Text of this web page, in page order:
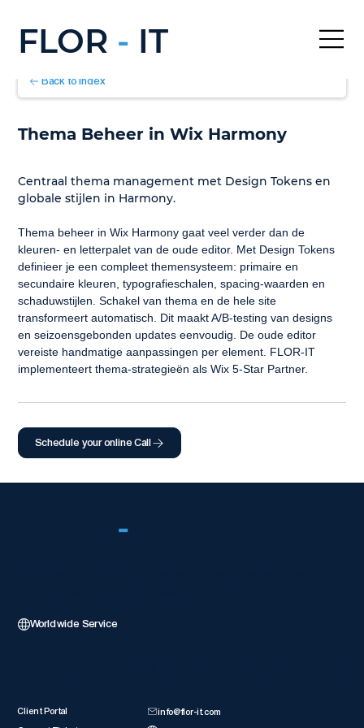
FLOR - IT
Back to Index
Thema Beheer in Wix Harmony
Centraal thema management met Design Tokens en
globale stijlen in Harmony.
Thema beheer in Wix Harmony gaat veel verder dan de
kleuren- en letterpalet van de oude editor. Met Design Tokens
definieer je een compleet themensysteem: primaire en
secundaire kleuren, typografieschalen, spacing-waarden en
schaduwstijlen. Schakel van thema en de hele site
transformeert automatisch. Dit maakt A/B-testing van designs
en seizoensgebonden updates eenvoudig. De oude editor
vereiste handmatige aanpassingen per element. FLOR-IT
implementeert thema-strategieën als Wix 5-Star Partner.
Schedule your online Call
-
Worldwide Service
Client Portal
info@flor-it.com